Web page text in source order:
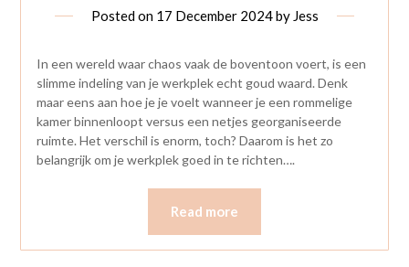
Posted on 17 December 2024by Jess
In een wereld waar chaos vaak de boventoon voert, is een
slimme indeling van je werkplek echt goud waard. Denk
maar eens aan hoe je je voelt wanneer je een rommelige
kamer binnenloopt versus een netjes georganiseerde
ruimte. Het verschil is enorm, toch? Daarom is het zo
belangrijk om je werkplek goed in te richten….
Read more